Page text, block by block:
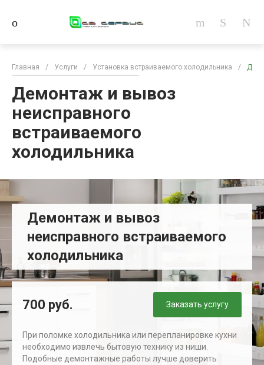
Главная / Услуги / Установка встраиваемого холодильника /
Демонтаж и вывоз
неисправного
встраиваемого
холодильника
Демонтаж и вывоз
неисправного встраиваемого
холодильника
700 руб. Заказать услугу
При поломке холодильника или перепланировке кухни
необходимо извлечь бытовую технику из ниши.
Подобные демонтажные работы лучше доверить